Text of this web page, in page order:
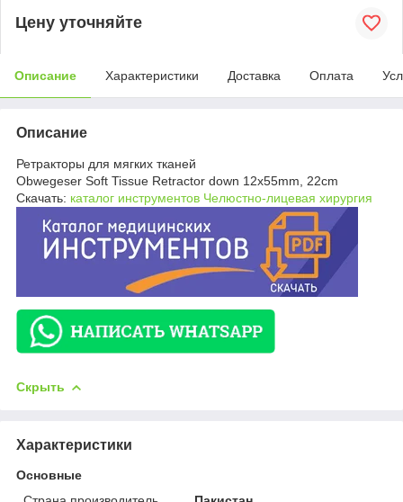
Цену уточняйте
Описание Характеристики Доставка Оплата
Описание
Ретракторы для мягких тканей
Obwegeser Soft Tissue Retractor down 12x55mm, 22cm
Скачать: каталог инструментов Челюстно-лицевая хирургия
Скрыть
Характеристики
Основные